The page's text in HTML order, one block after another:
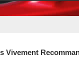
Vivement